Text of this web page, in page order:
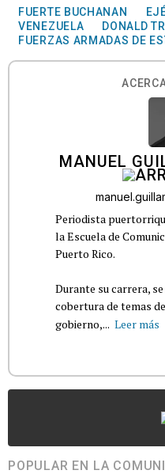
FUERTE BUCHANAN
VENEZUELA
DONALD
FUERZAS ARMADAS DE
MANUEL
Periodista
la Escuela de
Puerto Rico.
Durante su carrera,
cobertura de temas
gobierno,... Leer más
POPULAR EN LA